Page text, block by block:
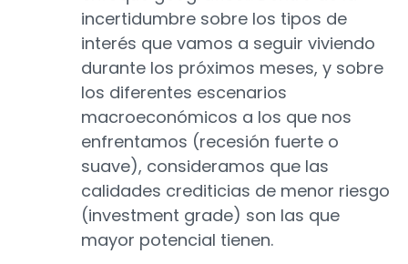
incertidumbre sobre los tipos de
interés que vamos a seguir viviendo
durante los próximos meses, y sobre
los diferentes escenarios
macroeconómicos a los que nos
enfrentamos (recesión fuerte o
suave), consideramos que las
calidades crediticias de menor riesgo
(investment grade) son las que
mayor potencial tienen.